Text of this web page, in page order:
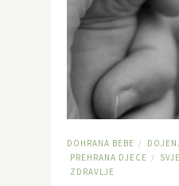
DOHRANA BEBE /
PREHRANA DJECE /
ZDRAVLJE